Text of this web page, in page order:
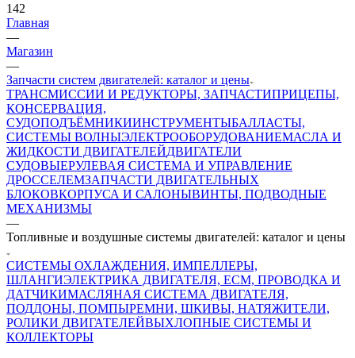
142
Главная
—
Магазин
—
Запчасти систем двигателей: каталог и цены
ТРАНСМИССИИ И РЕДУКТОРЫ, ЗАПЧАСТИПРИЦЕПЫ,
КОНСЕРВАЦИЯ,
СУДОПОДЪЁМНИКИИНСТРУМЕНТЫБАЛЛАСТЫ,
СИСТЕМЫ ВОЛНЫЭЛЕКТРООБОРУДОВАНИЕМАСЛА И
ЖИДКОСТИ ДВИГАТЕЛЕЙДВИГАТЕЛИ
СУДОВЫЕРУЛЕВАЯ СИСТЕМА И УПРАВЛЕНИЕ
ДРОССЕЛЕМЗАПЧАСТИ ДВИГАТЕЛЬНЫХ
БЛОКОВКОРПУСА И САЛОНЫВИНТЫ, ПОДВОДНЫЕ
МЕХАНИЗМЫ
—
Топливные и воздушные системы двигателей: каталог и цены
СИСТЕМЫ ОХЛАЖДЕНИЯ, ИМПЕЛЛЕРЫ,
ШЛАНГИЭЛЕКТРИКА ДВИГАТЕЛЯ, ECM, ПРОВОДКА И
ДАТЧИКИМАСЛЯНАЯ СИСТЕМА ДВИГАТЕЛЯ,
ПОДДОНЫ, ПОМПЫРЕМНИ, ШКИВЫ, НАТЯЖИТЕЛИ,
РОЛИКИ ДВИГАТЕЛЕЙВЫХЛОПНЫЕ СИСТЕМЫ И
КОЛЛЕКТОРЫ